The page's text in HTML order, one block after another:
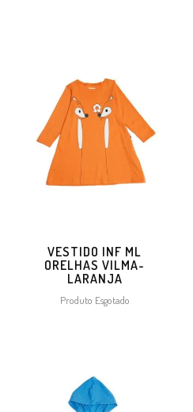
VESTIDO INF ML
ORELHAS VILMA-
LARANJA
Produto Esgotado